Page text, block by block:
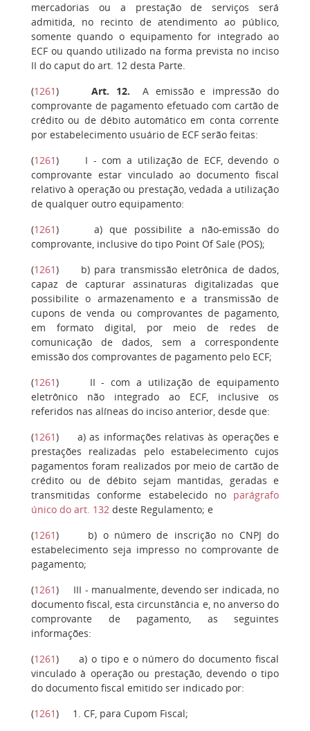
mercadorias ou a prestação de serviços será
admitida, no recinto de atendimento ao público,
somente quando o equipamento for integrado ao
ECF ou quando utilizado na forma prevista no inciso
II do caput do art. 12 desta Parte.
(1261)Art. 12.
A emissão e impressão do
comprovante de pagamento efetuado com cartão de
crédito ou de débito automático em conta corrente
por estabelecimento usuário de ECF serão feitas:
(1261) I - com a utilização de ECF, devendo o
comprovante estar vinculado ao documento fiscal
relativo à operação ou prestação, vedada a utilização
de qualquer outro equipamento:
(1261) a) que possibilite a não-emissão do
comprovante, inclusive do tipo Point Of Sale (POS);
(1261) b) para transmissão eletrônica de dados,
capaz de capturar assinaturas digitalizadas que
possibilite o armazenamento e a transmissão de
cupons de venda ou comprovantes de pagamento,
em formato digital, por meio de redes de
comunicação de dados, sem a correspondente
emissão dos comprovantes de pagamento pelo ECF;
(1261) II - com a utilização de equipamento
eletrônico não integrado ao ECF, inclusive os
referidos nas alíneas do inciso anterior, desde que:
(1261) a) as informações relativas às operações e
prestações realizadas pelo estabelecimento cujos
pagamentos foram realizados por meio de cartão de
crédito ou de débito sejam mantidas, geradas e
transmitidas conforme estabelecido no parágrafo
único do art. 132 deste Regulamento; e
(1261) b) o número de inscrição no CNPJ do
estabelecimento seja impresso no comprovante de
pagamento;
(1261) III - manualmente, devendo ser indicada, no
documento fiscal, esta circunstância e, no anverso do
comprovante de pagamento, as seguintes
informações:
(1261)a) o tipo e o número do documento fiscal
vinculado à operação ou prestação, devendo o tipo
do documento fiscal emitido ser indicado por:
(1261) 1 . CF, para Cupom Fiscal;